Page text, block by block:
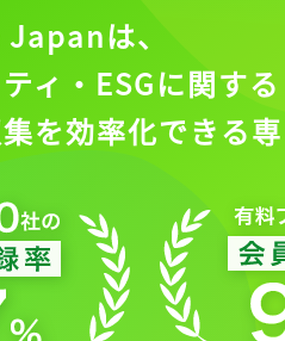
は、
ィ・ESGに関する
を効率化できる